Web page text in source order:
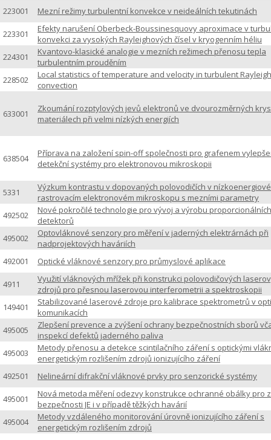
223001
Mezní režimy turbulentní konvekce v neideálních tekutinách
223301
Efekty narušení Oberbeck-Boussinesquovy aproximace v
konvekci za vysokých Rayleighových čísel v kryogenním héliu
224301
Kvantovo-klasické analogie v mezních režimech přenosu tepla
turbulentním prouděním
228502
Local statistics of temperature and velocity in turbulent
convection
633001
Zkoumání rozptylových jevů elektronů ve dvourozměrných
materiálech při velmi nízkých energiích
638504
Příprava na založení spin-off společnosti pro grafenem
detekční systémy pro elektronovou mikroskopii
5331
Výzkum kontrastu v dopovaných polovodičích v
rastrovacím elektronovém mikroskopu s mezními parametry
492502
Nové pokročilé technologie pro vývoj a výrobu proporcionálních
detektorů
495002
Optovláknové senzory pro měření v jaderných elektrárnách při
nadprojektových haváriích
492001
Optické vláknové senzory pro průmyslové aplikace
4911
Využití vláknových mřížek při konstrukci polovodičových
zdrojů pro přesnou laserovou interferometrii a spektroskopii
149401
Stabilizované laserové zdroje pro kalibrace spektrometrů v
komunikacích
495005
Zlepšení prevence a zvýšení ochrany bezpečnostních sborů
inspekcí defektů jaderného paliva
495003
Metody přenosu a detekce scintilačního záření s optickými
energetickým rozlišením zdrojů ionizujícího záření
492501
Nelineární difrakční vláknové prvky pro senzorické systémy
495001
Nová metoda měření odezvy konstrukce ochranné obálky pro
bezpečnosti JE i v případě těžkých havárií
495004
Metody vzdáleného monitorování úrovně ionizujícího záření s
energetickým rozlišením zdrojů